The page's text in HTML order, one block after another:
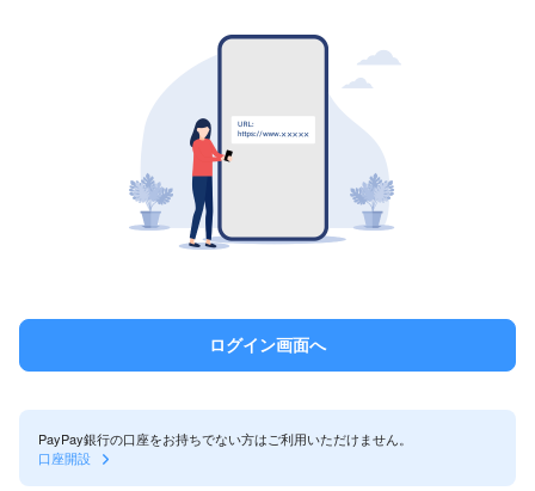
PayPay銀行の口座をお持ちでない方はご利用いただけません。
口座開設